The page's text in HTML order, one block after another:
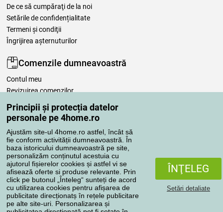
Principii și protecția datelor
personale pe 4home.ro
Ajustăm site-ul 4home.ro astfel, încât să
fie conform activității dumneavoastră. În
baza istoricului dumneavoastră pe site,
personalizăm conținutul acestuia cu
ajutorul fișierelor cookies și astfel vi se
afisează oferte si produse relevante. Prin
click pe butonul „Înteleg“ sunteți de acord
cu utilizarea cookies pentru afișarea de
publicitate direcționatș în rețele publicitare
pe alte site-uri. Personalizarea și
ÎNŢELEG
Setări detaliate
De ce să cumpăraţi de la noi
Setările de confidențialitate
Termeni şi condiţii
Îngrijirea așternuturilor
Comenzile dumneavoastră
Contul meu
Revizuirea comenzilor
Reclamaţii
Retragere de la contract
Regulile de procesare a recenziilor
Metode de transport
Metode de plată